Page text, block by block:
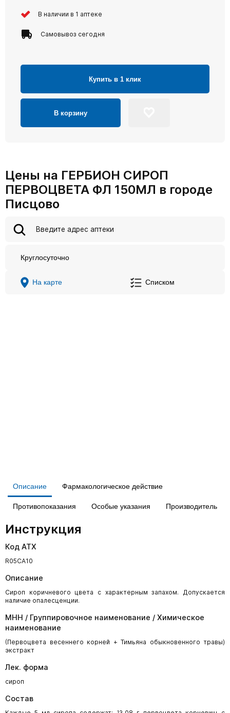
В наличии в 1 аптеке
Самовывоз сегодня
Купить в 1 клик
В корзину
Цены на ГЕРБИОН СИРОП
ПЕРВОЦВЕТА ФЛ 150МЛ в городе
Писцово
Круглосуточно
На карте Списком
Описание Фармакологическое действие
Противопоказания Особые указания Производитель
Инструкция
Код АТХ
R05CA10
Описание
Сироп коричневого цвета с характерным запахом. Допускается
наличие опалесценции.
МНН / Группировочное наименование / Химическое
наименование
(Первоцвета весеннего корней + Тимьяна обыкновенного травы)
экстракт
Лек. форма
сироп
Состав